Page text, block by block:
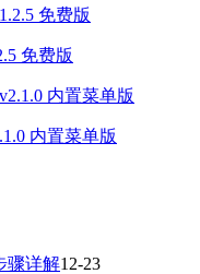
免费版
内置菜单版
骤详解12-23